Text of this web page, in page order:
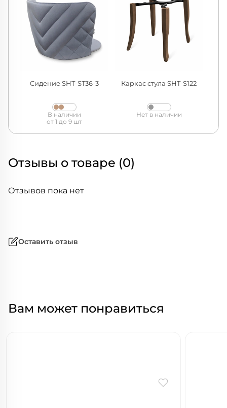
Сидение SHT-ST36-3
В наличии
от 1 до 9 шт
Каркас стула SHT-S122
Нет в наличии
Отзывы о товаре (0)
Отзывов пока нет
Оставить отзыв
Вам может понравиться